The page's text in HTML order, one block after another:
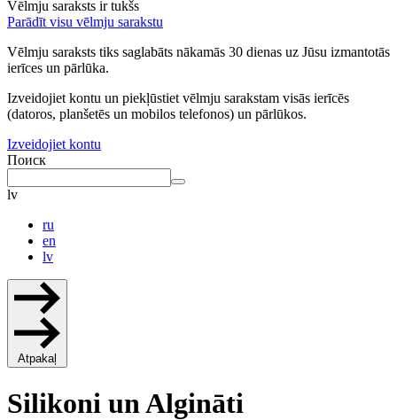
Vēlmju saraksts ir tukšs
Parādīt visu vēlmju sarakstu
Vēlmju saraksts tiks saglabāts nākamās 30 dienas uz Jūsu izmantotās
ierīces un pārlūka.
Izveidojiet kontu un piekļūstiet vēlmju sarakstam visās ierīcēs
(datoros, planšetēs un mobilos telefonos) un pārlūkos.
Izveidojiet kontu
Поиск
lv
ru
en
lv
Atpakaļ
Silikoni un Algināti